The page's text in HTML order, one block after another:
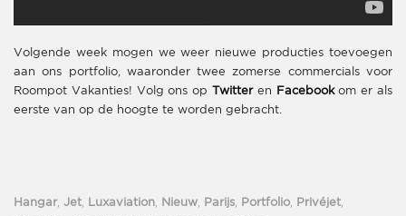
Volgende week mogen we weer nieuwe producties toevoegen
aan ons portfolio, waaronder twee zomerse commercials voor
Roompot Vakanties! Volg ons op
Twitteren Facebookom er als
eerste van op de hoogte te worden gebracht.
Hangar, Jet Luxaviation Nieuw Parijs Portfolio Privéjet